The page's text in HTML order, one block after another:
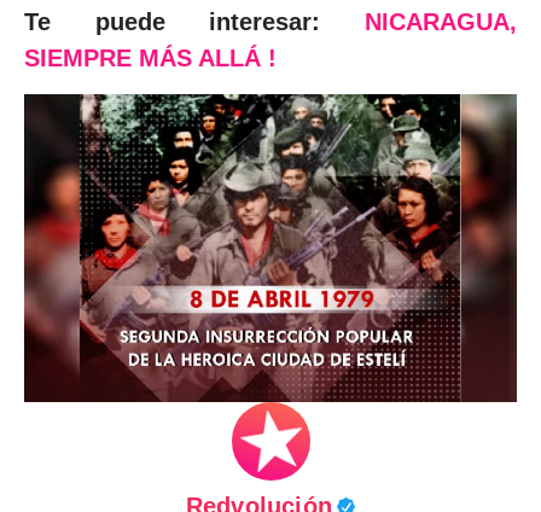
Te puede interesar: NICARAGUA,
SIEMPRE MÁS ALLÁ !
Redvolución